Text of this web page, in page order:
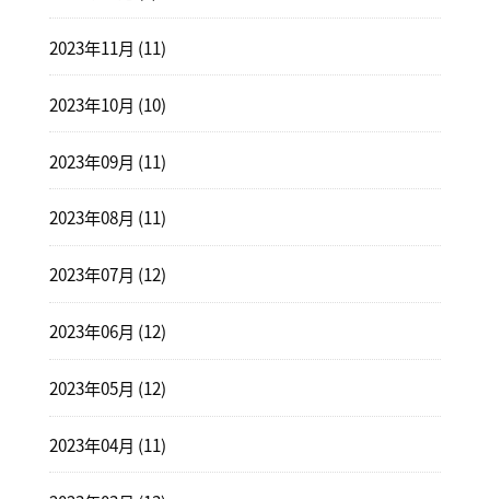
2023年11月 (11)
2023年10月 (10)
2023年09月 (11)
2023年08月 (11)
2023年07月 (12)
2023年06月 (12)
2023年05月 (12)
2023年04月 (11)